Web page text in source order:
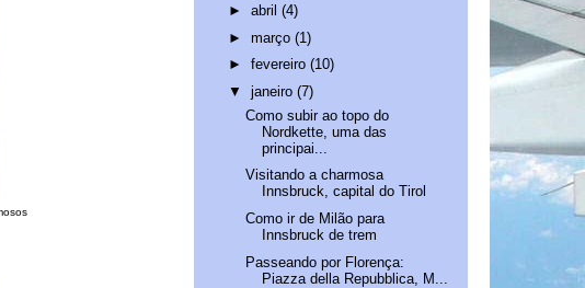
► abril (4)
► março (1)
► fevereiro (10)
▼ janeiro (7)
Como subir ao topo do
Nordkette, uma das
principai...
Visitando a charmosa
Innsbruck, capital do Tirol
Como ir de Milão para
Innsbruck de trem
Passeando por Florença:
Piazza della Repubblica, M...